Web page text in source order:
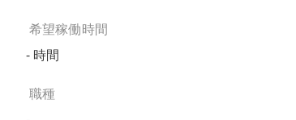
希望稼働時間
- 時間
職種